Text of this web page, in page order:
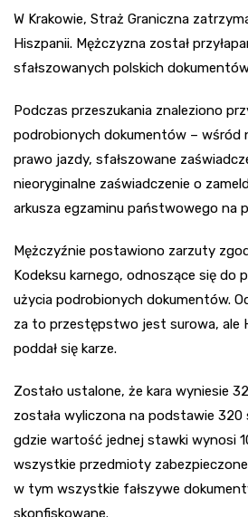
W Krakowie, Straż Graniczna
Hiszpanii. Mężczyzna został
sfałszowanych polskich
Podczas przeszukania znaleziono
podrobionych dokumentów – wśród
prawo jazdy, sfałszowane
nieoryginalne zaświadczenie o
arkusza egzaminu państwowego na
Mężczyźnie postawiono zarzuty
Kodeksu karnego, odnoszące się do
użycia podrobionych dokumentów.
za to przestępstwo jest surowa, ale
poddał się karze.
Zostało ustalone, że kara wyniesie
została wyliczona na podstawie
gdzie wartość jednej stawki wynosi
wszystkie przedmioty
w tym wszystkie fałszywe
skonfiskowane.